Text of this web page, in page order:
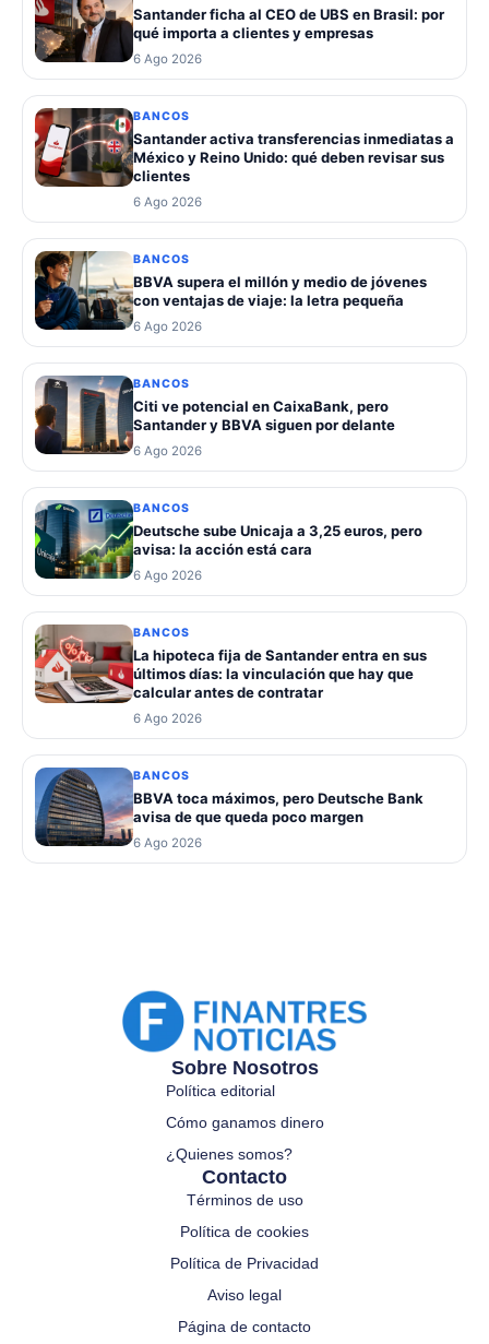
Santander ficha al CEO de UBS en Brasil: por
qué importa a clientes y empresas
6 Ago 2026
BANCOS
Santander activa transferencias inmediatas a
México y Reino Unido: qué deben revisar sus
clientes
6 Ago 2026
BANCOS
BBVA supera el millón y medio de jóvenes
con ventajas de viaje: la letra pequeña
6 Ago 2026
BANCOS
Citi ve potencial en CaixaBank, pero
Santander y BBVA siguen por delante
6 Ago 2026
BANCOS
Deutsche sube Unicaja a 3,25 euros, pero
avisa: la acción está cara
6 Ago 2026
BANCOS
La hipoteca fija de Santander entra en sus
últimos días: la vinculación que hay que
calcular antes de contratar
6 Ago 2026
BANCOS
BBVA toca máximos, pero Deutsche Bank
avisa de que queda poco margen
6 Ago 2026
Sobre Nosotros
Política editorial
Cómo ganamos dinero
¿Quienes somos?
Contacto
Términos de uso
Política de cookies
Política de Privacidad
Aviso legal
Página de contacto